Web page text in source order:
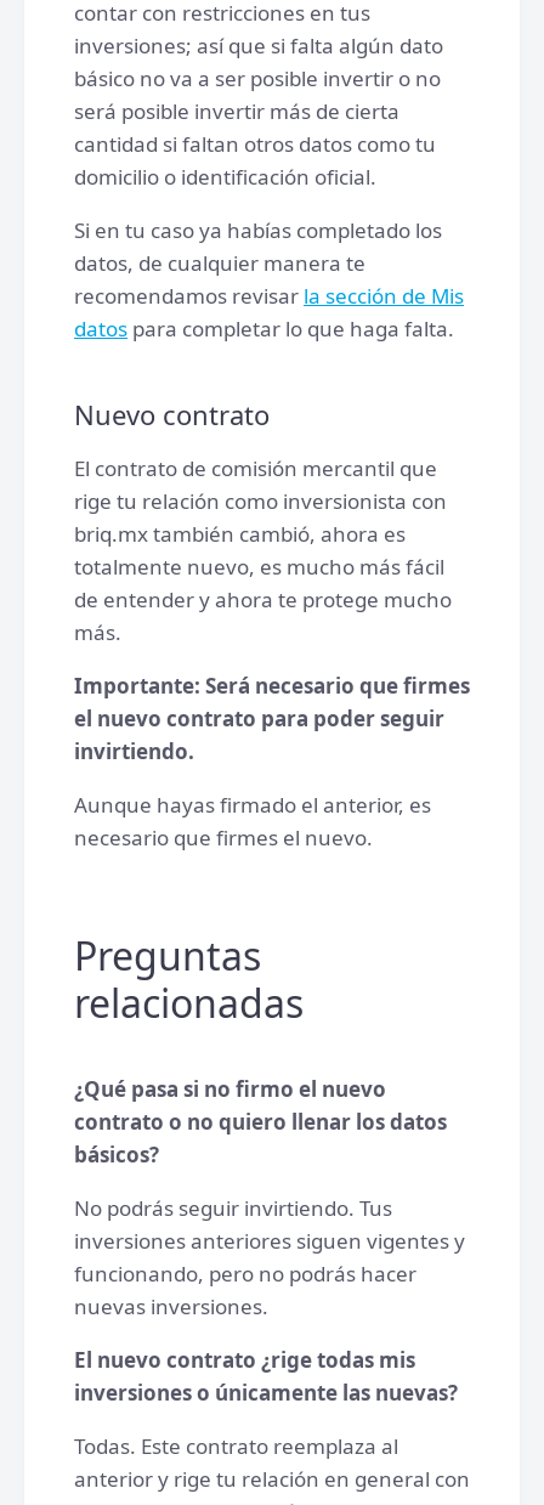
contar con restricciones en tus
inversiones; así que si falta algún dato
básico no va a ser posible invertir o no
será posible invertir más de cierta
cantidad si faltan otros datos como tu
domicilio o identificación oficial.
Si en tu caso ya habías completado los
datos, de cualquier manera te
recomendamos revisar la sección de Mis
datos para completar lo que haga falta.
Nuevo contrato
El contrato de comisión mercantil que
rige tu relación como inversionista con
briq.mx también cambió, ahora es
totalmente nuevo, es mucho más fácil
de entender y ahora te protege mucho
más.
Importante: Será necesario que firmes
el nuevo contrato para poder seguir
invirtiendo.
Aunque hayas firmado el anterior, es
necesario que firmes el nuevo.
Preguntas
relacionadas
¿Qué pasa si no firmo el nuevo
contrato o no quiero llenar los datos
básicos?
No podrás seguir invirtiendo. Tus
inversiones anteriores siguen vigentes y
funcionando, pero no podrás hacer
nuevas inversiones.
El nuevo contrato ¿rige todas mis
inversiones o únicamente las nuevas?
Todas. Este contrato reemplaza al
anterior y rige tu relación en general con